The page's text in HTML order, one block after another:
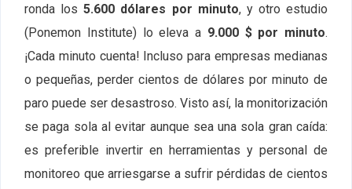
ronda los5.600 dólares por minuto, y otro estudio
(Ponemon Institute) lo eleva a 9.000 $ por minuto.
¡Cada minuto cuenta! Incluso para empresas medianas
o pequeñas, perder cientos de dólares por minuto de
paro puede ser desastroso. Visto así, la monitorización
se paga sola al evitar aunque sea una sola gran caída:
es preferible invertir en herramientas y personal de
monitoreo que arriesgarse a sufrir pérdidas de cientos